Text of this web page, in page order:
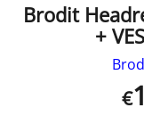
Brodit
+
€